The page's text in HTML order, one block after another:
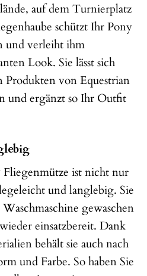
auf dem Turnierplatz
schützt Ihr Pony
und verleiht ihm
Look. Sie lässt sich
Produkten von Equestrian
und ergänzt so Ihr Outfit
Fliegenmütze ist nicht nur
und langlebig. Sie
gewaschen
einsatzbereit. Dank
behält sie auch nach
und Farbe. So haben Sie